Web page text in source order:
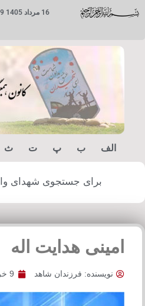
16 مرداد 1405 7:39 ق.ظ
الف ب پ ت ث
برای جستجوی شهدای
امینی هدایت اله
نویسنده: فرزندان شاهد 9 خرداد 1402